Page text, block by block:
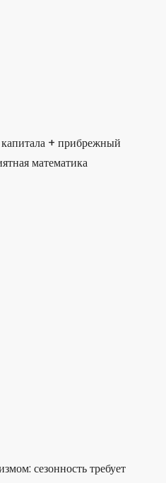
капитала + прибрежный
математика
сезонность требует